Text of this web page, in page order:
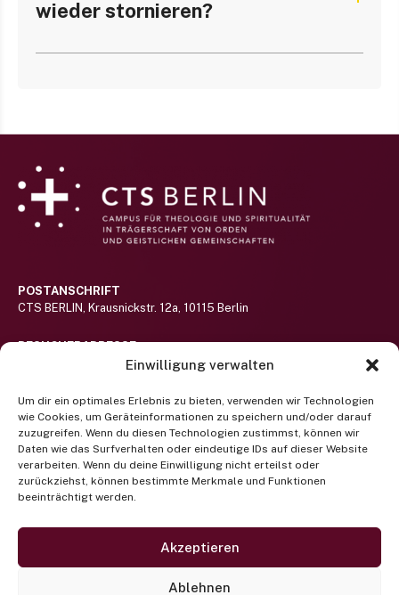
Einwilligung verwalten
Um dir ein optimales Erlebnis zu bieten, verwenden wir Technologien
wie Cookies, um Geräteinformationen zu speichern und/oder darauf
zuzugreifen. Wenn du diesen Technologien zustimmst, können wir
Daten wie das Surfverhalten oder eindeutige IDs auf dieser Website
verarbeiten. Wenn du deine Einwilligung nicht erteilst oder
zurückziehst, können bestimmte Merkmale und Funktionen
beeinträchtigt werden.
Akzeptieren
Ablehnen
wieder stornieren?
POSTANSCHRIFT
CTS BERLIN, Krausnickstr. 12a, 10115 Berlin
BESUCHERADRESSE
Haus St.-Michael-Stift auf dem Gelände des Alexianer St. Hedwig-
RUFEN SIE UNS AN
Telefon +49 (0) 30 400 372 122
(Mo-Fr 9-13 Uhr)
Newsletter abonnieren
SCHREIBEN SIE UNS EINE EMAIL
projektbuero@cts-berlin.org